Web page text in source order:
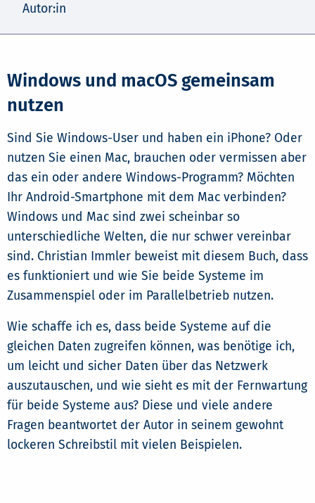
Autor:in
Windows und macOS gemeinsam
nutzen
Sind Sie Windows-User und haben ein iPhone? Oder
nutzen Sie einen Mac, brauchen oder vermissen aber
das ein oder andere Windows-Programm? Möchten
Ihr Android-Smartphone mit dem Mac verbinden?
Windows und Mac sind zwei scheinbar so
unterschiedliche Welten, die nur schwer vereinbar
sind. Christian Immler beweist mit diesem Buch, dass
es funktioniert und wie Sie beide Systeme im
Zusammenspiel oder im Parallelbetrieb nutzen.
Wie schaffe ich es, dass beide Systeme auf die
gleichen Daten zugreifen können, was benötige ich,
um leicht und sicher Daten über das Netzwerk
auszutauschen, und wie sieht es mit der Fernwartung
für beide Systeme aus? Diese und viele andere
Fragen beantwortet der Autor in seinem gewohnt
lockeren Schreibstil mit vielen Beispielen.